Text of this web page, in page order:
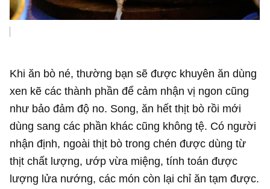
Khi ăn bò né, thường bạn sẽ được khuyên ăn dùng
xen kẽ các thành phần để cảm nhận vị ngon cũng
như bảo đảm độ no. Song, ăn hết thịt bò rồi mới
dùng sang các phần khác cũng không tệ. Có người
nhận định, ngoài thịt bò trong chén được dùng từ
thịt chất lượng, ướp vừa miệng, tính toán được
lượng lửa nướng, các món còn lại chỉ ăn tạm được.